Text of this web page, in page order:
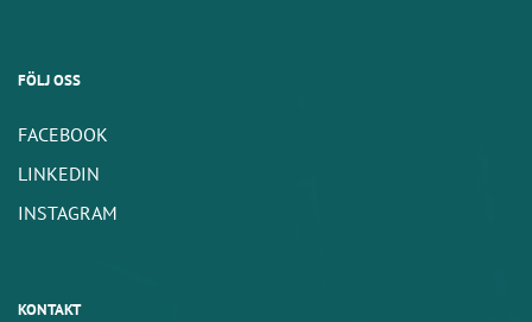
FÖLJ OSS
FACEBOOK
LINKEDIN
INSTAGRAM
KONTAKT